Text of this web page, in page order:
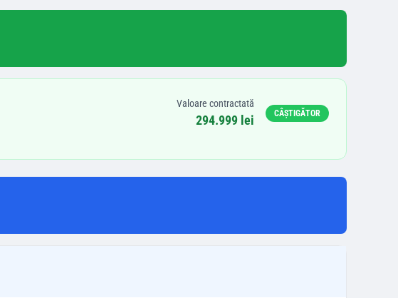
Valoare contractată
294.999 lei CÂȘTIGĂTOR